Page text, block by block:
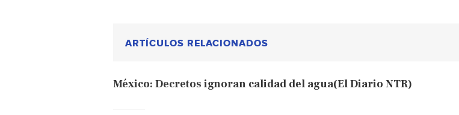
ARTÍCULOS RELACIONADOS
México: Decretos ignoran calidad del agua(El Diario NTR)